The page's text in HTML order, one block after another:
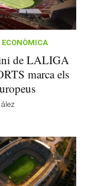
ECONÒMICA
de LALIGA
marca els